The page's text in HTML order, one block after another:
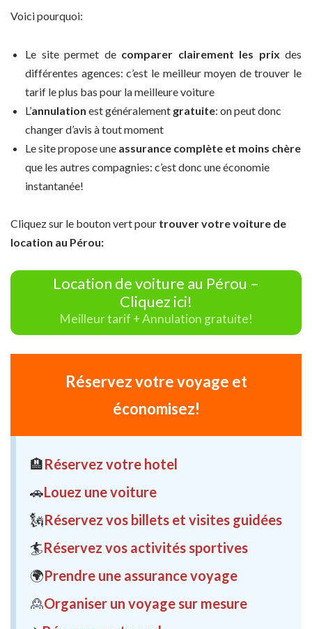
Voici pourquoi:
Le site permet de comparer clairement les prix des
différentes agences: c’est le meilleur moyen de trouver le
tarif le plus bas pour la meilleure voiture
L’annulation est généralement gratuite: on peut donc
changer d’avis à tout moment
Le site propose une assurance complète et moins chère
que les autres compagnies: c’est donc une économie
instantanée!
Cliquez sur le bouton vert pour trouver votre voiture de
location au Pérou:
Location de voiture au Pérou –
Cliquez ici!
Meilleur tarif + Annulation gratuite!
Réservez votre voyage et
économisez!
🏨Réservez votre hotel
🚗Louez une voiture
🗽Réservez vos billets et visites guidées
🏄Réservez vos activités sportives
🌍Prendre une assurance voyage
🙎Organiser un voyage sur mesure